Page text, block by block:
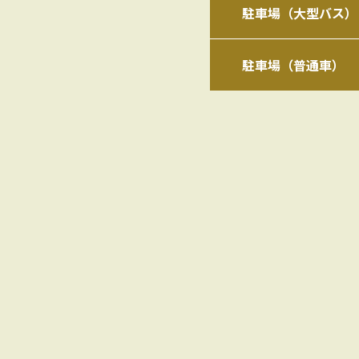
駐車場（大型バス）
駐車場（普通車）